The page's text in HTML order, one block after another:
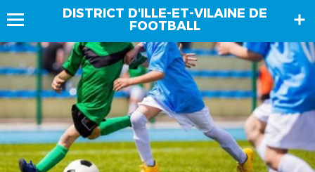
DISTRICT D'ILLE-ET-VILAINE DE
FOOTBALL